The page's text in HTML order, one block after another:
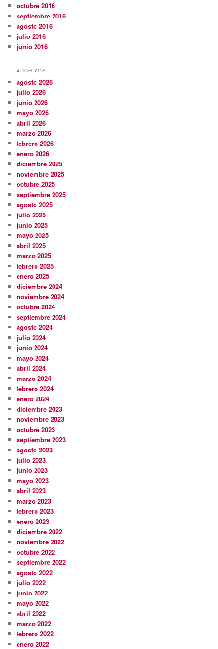
octubre 2016
septiembre 2016
agosto 2016
julio 2016
junio 2016
ARCHIVOS
agosto 2026
julio 2026
junio 2026
mayo 2026
abril 2026
marzo 2026
febrero 2026
enero 2026
diciembre 2025
noviembre 2025
octubre 2025
septiembre 2025
agosto 2025
julio 2025
junio 2025
mayo 2025
abril 2025
marzo 2025
febrero 2025
enero 2025
diciembre 2024
noviembre 2024
octubre 2024
septiembre 2024
agosto 2024
julio 2024
junio 2024
mayo 2024
abril 2024
marzo 2024
febrero 2024
enero 2024
diciembre 2023
noviembre 2023
octubre 2023
septiembre 2023
agosto 2023
julio 2023
junio 2023
mayo 2023
abril 2023
marzo 2023
febrero 2023
enero 2023
diciembre 2022
noviembre 2022
octubre 2022
septiembre 2022
agosto 2022
julio 2022
junio 2022
mayo 2022
abril 2022
marzo 2022
febrero 2022
enero 2022